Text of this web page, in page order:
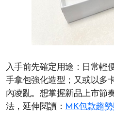
入手前先確定用途：日常輕
手拿包強化造型；又或以多
內凌亂。想掌握新品上市節
法，延伸閱讀： MK包款趨